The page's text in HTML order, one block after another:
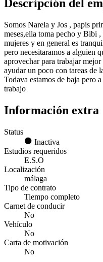
Descripción del
Somos Narela y Jos , papis
meses,ella toma pecho y Bibi
mujeres y en general es
pero necesitaramos a alguien
aprovechar para trabajar
ayudar un poco con tareas de
Todava estamos de baja pero
trabajo
Información extra
Status
Inactiva
Estudios requeridos
E.S.O
Localización
málaga
Tipo de contrato
Tiempo completo
Carnet de conducir
No
Vehículo
No
Carta de motivación
No